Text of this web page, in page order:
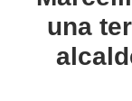
una